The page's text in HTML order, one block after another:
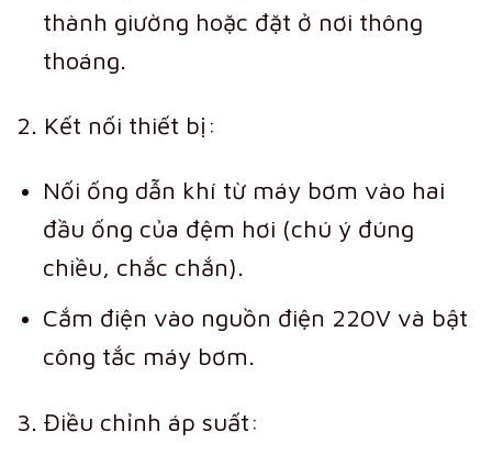
thành giường hoặc đặt ở nơi thông
thoáng.
2. Kết nối thiết bị:
Nối ống dẫn khí từ máy bơm vào hai
đầu ống của đệm hơi (chú ý đúng
chiều, chắc chắn).
Cắm điện vào nguồn điện 220V và bật
công tắc máy bơm.
3. Điều chỉnh áp suất: